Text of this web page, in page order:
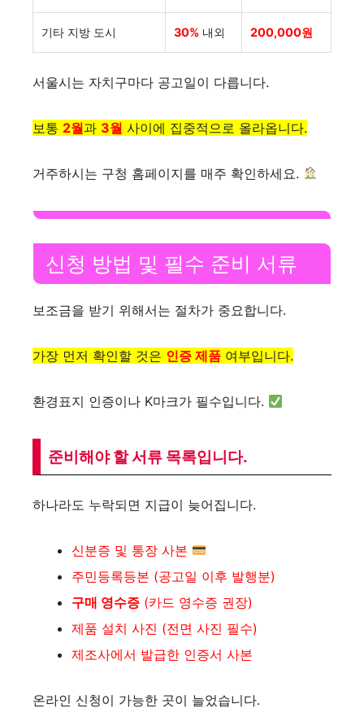
기타 지방 도시 30% 내외 200,000원
서울시는 자치구마다 공고일이 다릅니다.
보통 2월과 3월 사이에 집중적으로 올라옵니다.
거주하시는 구청 홈페이지를 매주 확인하세요.
신청 방법 및 필수 준비 서류
보조금을 받기 위해서는 절차가 중요합니다.
가장 먼저 확인할 것은 인증 제품 여부입니다.
환경표지 인증이나 K마크가 필수입니다.
준비해야 할 서류 목록입니다.
하나라도 누락되면 지급이 늦어집니다.
신분증 및 통장 사본
주민등록등본 (공고일 이후 발행분)
구매 영수증 (카드 영수증 권장)
제품 설치 사진 (전면 사진 필수)
제조사에서 발급한 인증서 사본
온라인 신청이 가능한 곳이 늘었습니다.